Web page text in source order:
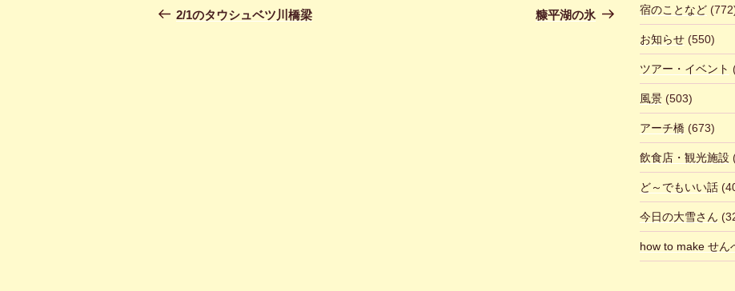
稿
の
2/1のタウシュベツ川橋梁
の
糠平湖の氷 宿のことなど
お知らせ(550)
ツアー・イベント
風景(503)
アーチ橋(673)
飲食店・観光施設
ど～でもいい話
今日の大雪さん
how to make せん